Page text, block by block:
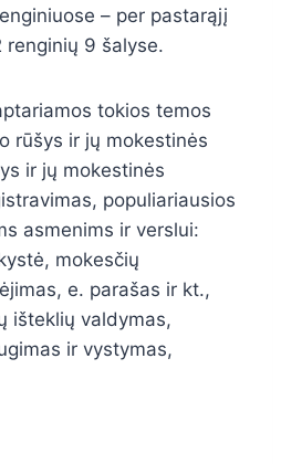
– per pastarąjį
renginių 9 šalyse.
tokios temos
rūšys ir jų mokestinės
ir jų mokestinės
populiariausios
asmenims ir verslui:
mokesčių
e. parašas ir kt.,
išteklių valdymas,
ir vystymas,